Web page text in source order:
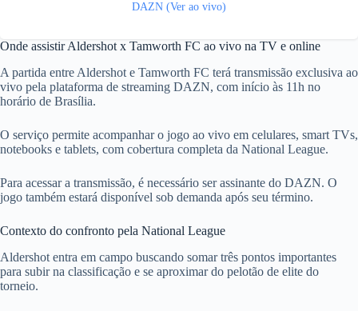
DAZN (Ver ao vivo)
Onde assistir Aldershot x Tamworth FC ao vivo na TV e online
A partida entre Aldershot e Tamworth FC terá transmissão exclusiva ao
vivo pela plataforma de streaming DAZN, com início às 11h no
horário de Brasília.
O serviço permite acompanhar o jogo ao vivo em celulares, smart TVs,
notebooks e tablets, com cobertura completa da National League.
Para acessar a transmissão, é necessário ser assinante do DAZN. O
jogo também estará disponível sob demanda após seu término.
Contexto do confronto pela National League
Aldershot entra em campo buscando somar três pontos importantes
para subir na classificação e se aproximar do pelotão de elite do
torneio.